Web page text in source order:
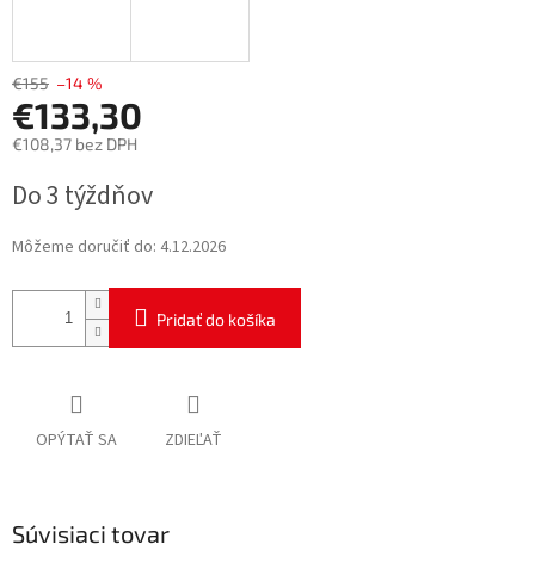
€155 –14 %
€133,30
€108,37 bez DPH
cena:
Do 3 týždňov
Môžeme doručiť do: 4.12.2026
Pridať do košíka
OPÝTAŤ SA ZDIEĽAŤ
Súvisiaci tovar